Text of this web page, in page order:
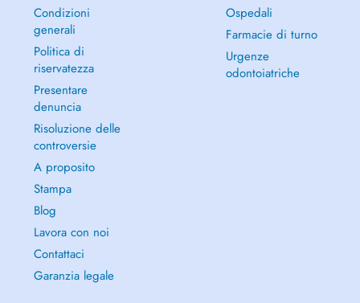
Condizioni
generali
Politica di
riservatezza
Presentare
denuncia
Risoluzione delle
controversie
A proposito
Stampa
Blog
Lavora con noi
Contattaci
Garanzia legale
Ospedali
Farmacie di turno
Urgenze
odontoiatriche